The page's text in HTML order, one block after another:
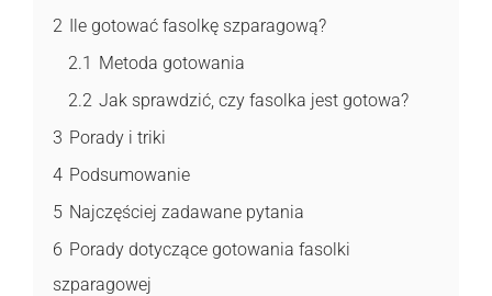
2 Ile gotować fasolkę szparagową?
2.1 Metoda gotowania
2.2 Jak sprawdzić, czy fasolka jest gotowa?
3 Porady i triki
4 Podsumowanie
5 Najczęściej zadawane pytania
6 Porady dotyczące gotowania fasolki
szparagowej